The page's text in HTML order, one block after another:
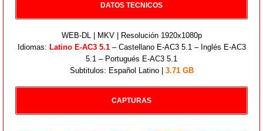
DATOS TECNICOS
WEB-DL | MKV | Resolución 1920x1080p
Idiomas: Latino E-AC3 5.1– Castellano E-AC3 5.1 – Inglés E-AC3
5.1 – Portugués E-AC3 5.1
Subtitulos: Español Latino | 3.71 GB
CAPTURAS